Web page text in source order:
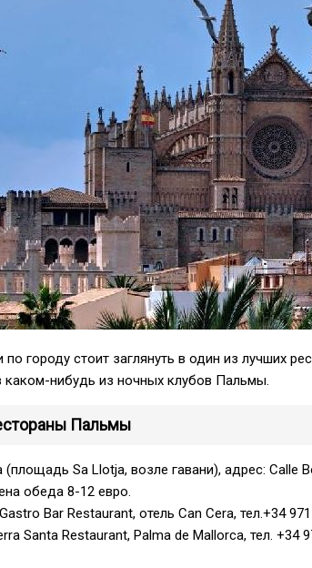
по городу стоит заглянуть в один из лучших
каком-нибудь из ночных клубов Пальмы.
Пальмы
(площадь Sa Llotja, возле гавани), адрес: Calle
обеда 8-12 евро.
Bar Restaurant, отель Can Cera, тел.+34
Santa Restaurant, Palma de Mallorca, тел. +34